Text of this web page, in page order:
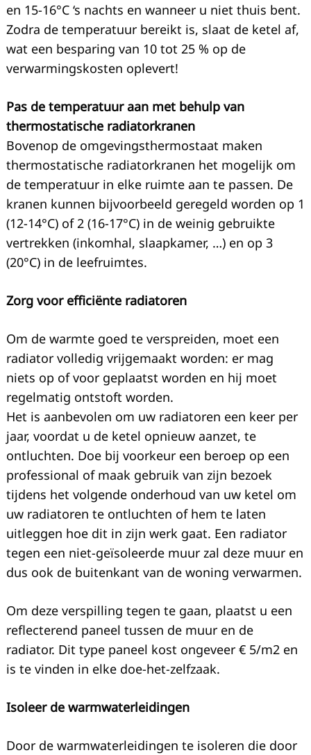
en 15-16°C ‘s nachts en wanneer u niet thuis bent.
Zodra de temperatuur bereikt is, slaat de ketel af,
wat een besparing van 10 tot 25 % op de
verwarmingskosten oplevert!
Pas de temperatuur aan met behulp van
thermostatische radiatorkranen
Bovenop de omgevingsthermostaat maken
thermostatische radiatorkranen het mogelijk om
de temperatuur in elke ruimte aan te passen. De
kranen kunnen bijvoorbeeld geregeld worden op 1
(12-14°C) of 2 (16-17°C) in de weinig gebruikte
vertrekken (inkomhal, slaapkamer, …) en op 3
(20°C) in de leefruimtes.
Zorg voor efficiënte radiatoren
Om de warmte goed te verspreiden, moet een
radiator volledig vrijgemaakt worden: er mag
niets op of voor geplaatst worden en hij moet
regelmatig ontstoft worden.
Het is aanbevolen om uw radiatoren een keer per
jaar, voordat u de ketel opnieuw aanzet, te
ontluchten. Doe bij voorkeur een beroep op een
professional of maak gebruik van zijn bezoek
tijdens het volgende onderhoud van uw ketel om
uw radiatoren te ontluchten of hem te laten
uitleggen hoe dit in zijn werk gaat. Een radiator
tegen een niet-geïsoleerde muur zal deze muur en
dus ook de buitenkant van de woning verwarmen.
Om deze verspilling tegen te gaan, plaatst u een
reflecterend paneel tussen de muur en de
radiator. Dit type paneel kost ongeveer € 5/m2 en
is te vinden in elke doe-het-zelfzaak.
Isoleer de warmwaterleidingen
Door de warmwaterleidingen te isoleren die door